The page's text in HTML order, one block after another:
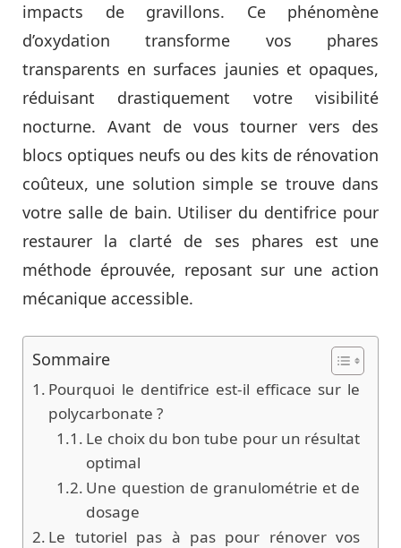
impacts de gravillons. Ce phénomène
d’oxydation transforme vos phares
transparents en surfaces jaunies et opaques,
réduisant drastiquement votre visibilité
nocturne. Avant de vous tourner vers des
blocs optiques neufs ou des kits de rénovation
coûteux, une solution simple se trouve dans
votre salle de bain. Utiliser du dentifrice pour
restaurer la clarté de ses phares est une
méthode éprouvée, reposant sur une action
mécanique accessible.
Sommaire
Pourquoi le dentifrice est-il efficace sur le
polycarbonate ?
Le choix du bon tube pour un résultat
optimal
Une question de granulométrie et de
dosage
Le tutoriel pas à pas pour rénover vos